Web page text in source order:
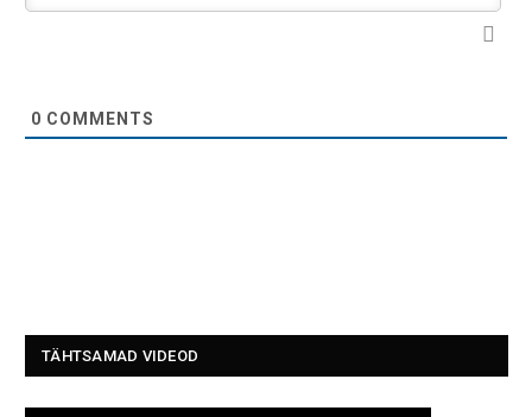
0 COMMENTS
TÄHTSAMAD VIDEOD